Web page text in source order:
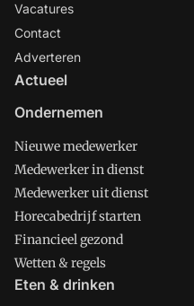
Vacatures
Contact
Adverteren
Actueel
Ondernemen
Nieuwe medewerker
Medewerker in dienst
Medewerker uit dienst
Horecabedrijf starten
Financieel gezond
Wetten & regels
Eten & drinken